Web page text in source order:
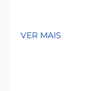
VER MAIS